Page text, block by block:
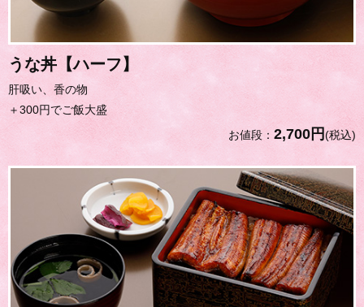
うな丼【ハーフ】
肝吸い、香の物
＋300円でご飯大盛
お値段： 2,700円(税込)